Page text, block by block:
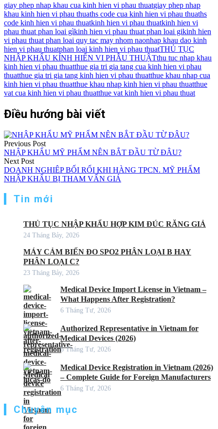
giay phep nhap khau cua kinh hien vi phau thuatgiay phep nhap
khau kinh hien vi phau thuaths code cua kinh hien vi phau thuaths
code kinh hien vi phau thuatkinh hien vi phau thuatkinh hien vi
phau thuat phan loai gìkinh hien vi phau thuat phan loai gikinh hien
vi phau thuat phan loai quy tac may nhom naonhap khau dao kinh
hien vi phau thuatphan loai kinh hien vi phau thuatTHỦ TỤC
NHẬP KHẨU KÍNH HIỂN VI PHẪU THUẬTthu tuc nhap khau
kinh hien vi phau thuatthue gia tri gia tang cua kinh hien vi phau
thuatthue gia tri gia tang kinh hien vi phau thuatthue khau nhap cua
kinh hien vi phau thuatthue khau nhap kinh hien vi phau thuatthue
vat cua kinh hien vi phau thuatthue vat kinh hien vi phau thuat
Điều hướng bài viết
Previous Post
NHẬP KHẨU MỸ PHẨM NÊN BẮT ĐẦU TỪ ĐÂU?
Next Post
DOANH NGHIÊP BỐI RỐI KHI HÀNG TPCN. MỸ PHẨM
NHẬP KHẨU BỊ THAM VẤN GIÁ
Tin mới
THỦ TỤC NHẬP KHẨU HỢP KIM ĐÚC RĂNG GIẢ
24 Tháng Bảy, 2026
MÁY CẢM BIẾN ĐO SPO2 PHÂN LOẠI B HAY
PHÂN LOẠI C?
23 Tháng Bảy, 2026
Medical Device Import License in Vietnam –
What Happens After Registration?
6 Tháng Tư, 2026
Authorized Representative in Vietnam for
Medical Devices (2026)
6 Tháng Tư, 2026
Medical Device Registration in Vietnam (2026)
– Complete Guide for Foreign Manufacturers
6 Tháng Tư, 2026
Chuyên mục